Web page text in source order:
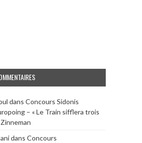
dans Concours Sidonis
– « Le Train sifflera trois
dans Concours